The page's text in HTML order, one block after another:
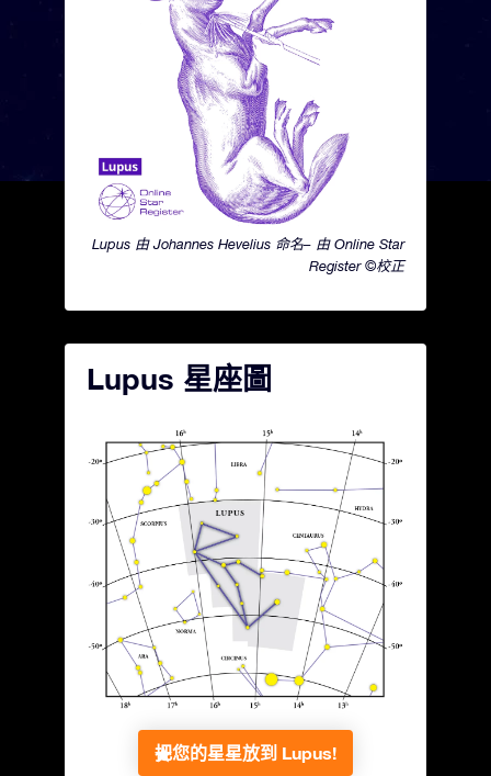
Lupus 由 Johannes Hevelius 命名– 由 Online Star
Register ©校正
Lupus 星座圖
把您的星星放到 Lupus!